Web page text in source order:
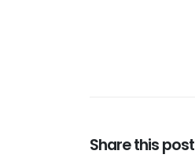
Share this post